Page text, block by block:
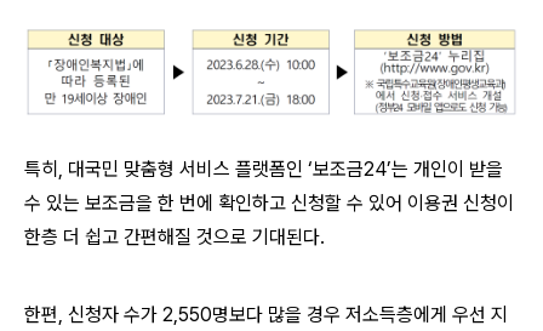
특히, 대국민 맞춤형 서비스 플랫폼인 ‘보조금24’는 개인이 받을
수 있는 보조금을 한 번에 확인하고 신청할 수 있어 이용권 신청이
한층 더 쉽고 간편해질 것으로 기대된다.
한편, 신청자 수가 2,550명보다 많을 경우 저소득층에게 우선 지